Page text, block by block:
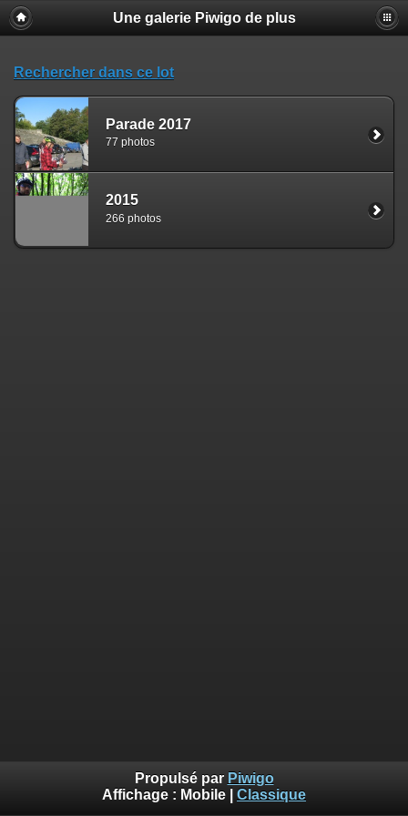
Une galerie Piwigo de plus
Rechercher dans ce lot
Parade 2017
77 photos
2015
266 photos
Propulsé par Piwigo
Affichage : Mobile Classique